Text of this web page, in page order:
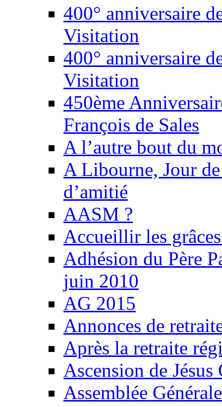
400° anniversaire
Visitation
400° anniversaire
Visitation
450ème
François de Sales
A l’autre bout du
A Libourne, Jour
d’amitié
AASM ?
Accueillir les
Adhésion du Père
juin 2010
AG 2015
Annonces de
Après la retraite
Ascension de Jésus
Assemblée